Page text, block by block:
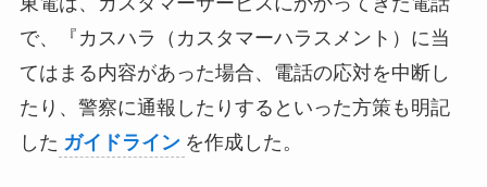
で、『カスハラ（カスタマーハラスメント）に当
てはまる内容があった場合、電話の応対を中断し
たり、警察に通報したりするといった方策も明記
した ガイドライン を作成した。